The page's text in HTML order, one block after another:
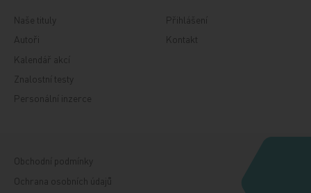
Naše tituly
Autoři
Kalendář akcí
Znalostní testy
Personální inzerce
Přihlášení
Kontakt
Obchodní podmínky
Ochrana osobních údajů